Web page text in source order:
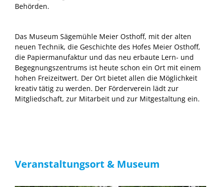
Behörden.
Das Museum Sägemühle Meier Osthoff, mit der alten
neuen Technik, die Geschichte des Hofes Meier Osthoff,
die Papiermanufaktur und das neu erbaute Lern- und
Begegnungszentrums ist heute schon ein Ort mit einem
hohen Freizeitwert. Der Ort bietet allen die Möglichkeit
kreativ tätig zu werden. Der Förderverein lädt zur
Mitgliedschaft, zur Mitarbeit und zur Mitgestaltung ein.
Veranstaltungsort & Museum